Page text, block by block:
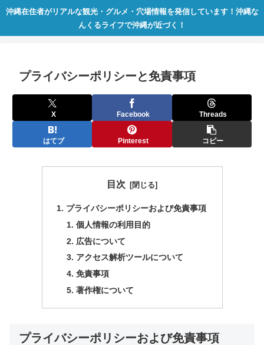
沖縄在住者がリアルな観光・グルメ・穴場情報を発信しています！沖縄な
んくるライフで沖縄が近づく！
プライバシーポリシーと免責事項
X Facebook Threads
はてブ Pinterest コピー
目次
プライバシーポリシーおよび免責事項
​個人情報の利用目的
​広告について
​アクセス解析ツールについて
​免責事項
​著作権について
プライバシーポリシーおよび免責事項